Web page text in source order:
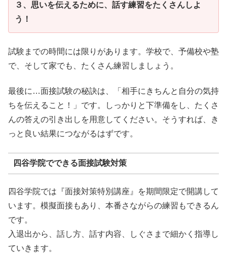
３、思いを伝えるために、話す練習をたくさんしよ
う！
試験までの時間には限りがあります。学校で、予備校や塾
で、そして家でも、たくさん練習しましょう。
最後に…面接試験の秘訣は、「相手にきちんと自分の気持
ちを伝えること！」です。しっかりと下準備をし、たくさ
んの答えの引き出しを用意してください。そうすれば、き
っと良い結果につながるはずです。
四谷学院でできる面接試験対策
四谷学院では『面接対策特別講座』を期間限定で開講して
います。模擬面接もあり、本番さながらの練習もできるん
です。
入退出から、話し方、話す内容、しぐさまで細かく指導し
ていきます。